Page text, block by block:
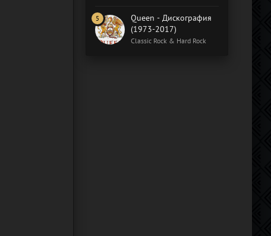
Queen - Дискография
(1973-2017)
Classic Rock & Hard Rock